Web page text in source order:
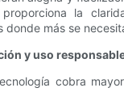
la
donde más se
y uso
cobra